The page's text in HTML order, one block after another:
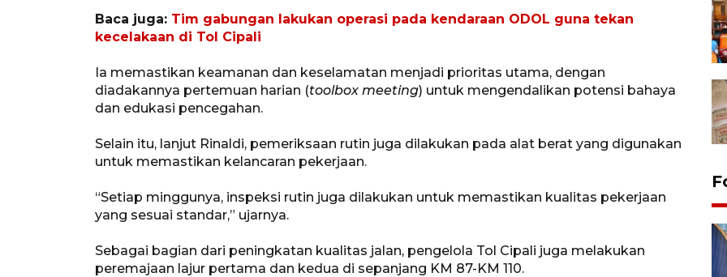
Baca juga: Tim gabungan lakukan operasi pada kendaraan ODOL guna tekan
kecelakaan di Tol Cipali
Ia memastikan keamanan dan keselamatan menjadi prioritas utama, dengan
diadakannya pertemuan harian (toolbox meeting) untuk mengendalikan potensi bahaya
dan edukasi pencegahan.
Selain itu, lanjut Rinaldi, pemeriksaan rutin juga dilakukan pada alat berat yang digunakan
untuk memastikan kelancaran pekerjaan.
“Setiap minggunya, inspeksi rutin juga dilakukan untuk memastikan kualitas pekerjaan
yang sesuai standar,” ujarnya.
Sebagai bagian dari peningkatan kualitas jalan, pengelola Tol Cipali juga melakukan
peremajaan lajur pertama dan kedua di sepanjang KM 87-KM 110.